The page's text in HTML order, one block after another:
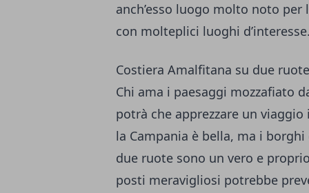
anch’esso luogo molto noto
con molteplici luoghi d’interesse.
Costiera Amalfitana su due ruote
Chi ama i paesaggi mozzafiato
potrà che apprezzare un
la Campania è bella, ma i
due ruote sono un vero e
posti meravigliosi potrebbe